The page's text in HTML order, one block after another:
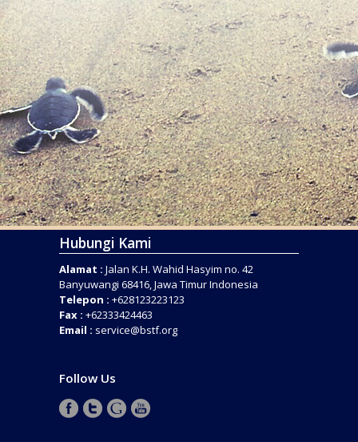
Hubungi Kami
Alamat : Jalan K.H. Wahid Hasyim no. 42
Banyuwangi 68416, Jawa Timur Indonesia
Telepon : +628123223123
Fax : +62333424463
Email : service@bstf.org
Follow Us